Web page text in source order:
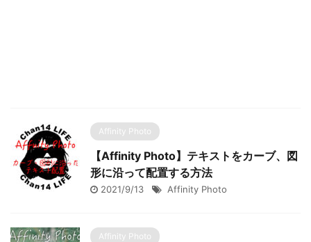
Affinity Photo
【Affinity Photo】テキストをカーブ、図
形に沿って配置する方法
2021/9/13 Affinity Photo
Affinity Photo